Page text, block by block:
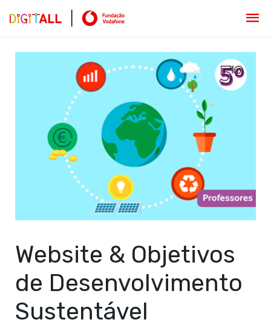
Website & Objetivos
de Desenvolvimento
Sustentável